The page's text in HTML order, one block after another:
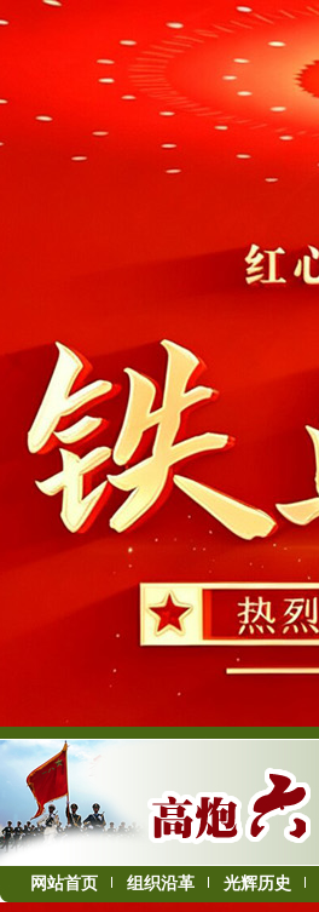
网站首页 组织沿革 光辉历史